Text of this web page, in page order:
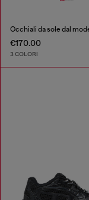
€170.00
3 COLORI